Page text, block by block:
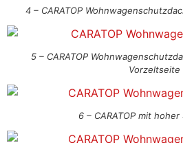
4 – CARATOP
5 – CARATOP
Vorzeltseite
6 – CARATOP mit